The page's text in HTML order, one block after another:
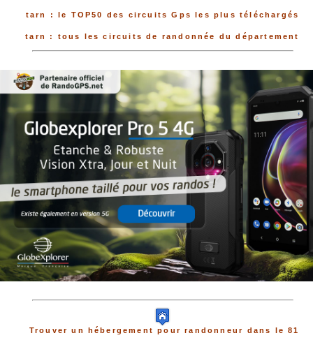
tarn : le TOP50 des circuits Gps les plus téléchargés
tarn : tous les circuits de randonnée du département
Trouver un hébergement pour randonneur dans le 81